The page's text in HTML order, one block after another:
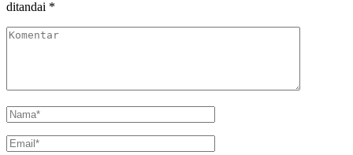
ditandai *